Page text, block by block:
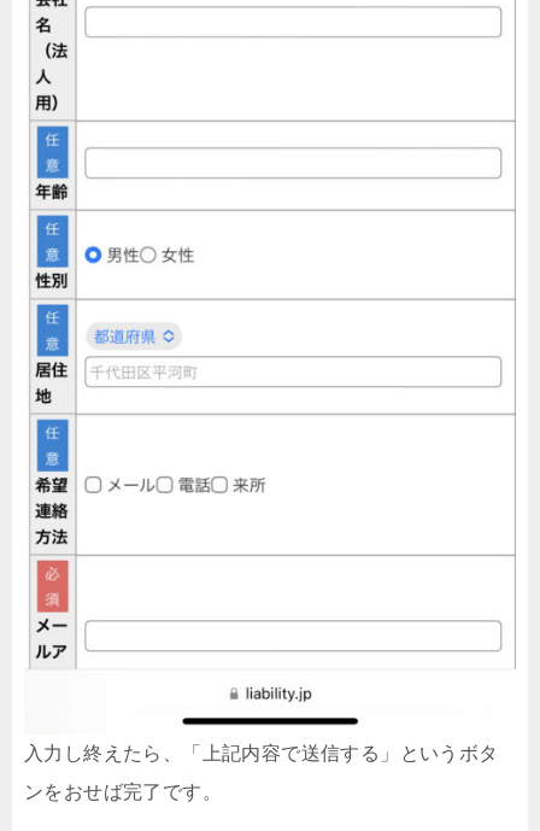
入力し終えたら、「上記内容で送信する」というボタ
ンをおせば完了です。